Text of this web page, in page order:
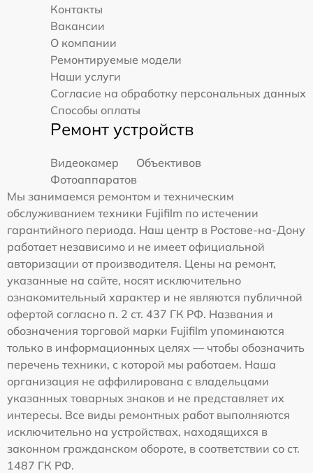
Контакты
Вакансии
О компании
Ремонтируемые модели
Наши услуги
Согласие на обработку персональных данных
Способы оплаты
Ремонт устройств
Видеокамер
Объективов
Фотоаппаратов
Мы занимаемся ремонтом и техническим
обслуживанием техники Fujifilm по истечении
гарантийного периода. Наш центр в Ростове-на-Дону
работает независимо и не имеет официальной
авторизации от производителя. Цены на ремонт,
указанные на сайте, носят исключительно
ознакомительный характер и не являются публичной
офертой согласно п. 2 ст. 437 ГК РФ. Названия и
обозначения торговой марки Fujifilm упоминаются
только в информационных целях — чтобы обозначить
перечень техники, с которой мы работаем. Наша
организация не аффилирована с владельцами
указанных товарных знаков и не представляет их
интересы. Все виды ремонтных работ выполняются
исключительно на устройствах, находящихся в
законном гражданском обороте, в соответствии со ст.
1487 ГК РФ.